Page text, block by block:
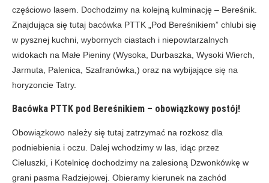
częściowo lasem. Dochodzimy na kolejną kulminację – Bereśnik.
Znajdująca się tutaj bacówka PTTK „Pod Bereśnikiem” chlubi się
w pysznej kuchni, wybornych ciastach i niepowtarzalnych
widokach na Małe Pieniny (Wysoka, Durbaszka, Wysoki Wierch,
Jarmuta, Palenica, Szafranówka,) oraz na wybijające się na
horyzoncie Tatry.
Bacówka PTTK pod Bereśnikiem – obowiązkowy postój!
Obowiązkowo należy się tutaj zatrzymać na rozkosz dla
podniebienia i oczu. Dalej wchodzimy w las, idąc przez
Cieluszki, i Kotelnicę dochodzimy na zalesioną Dzwonkówkę w
grani pasma Radziejowej. Obieramy kierunek na zachód